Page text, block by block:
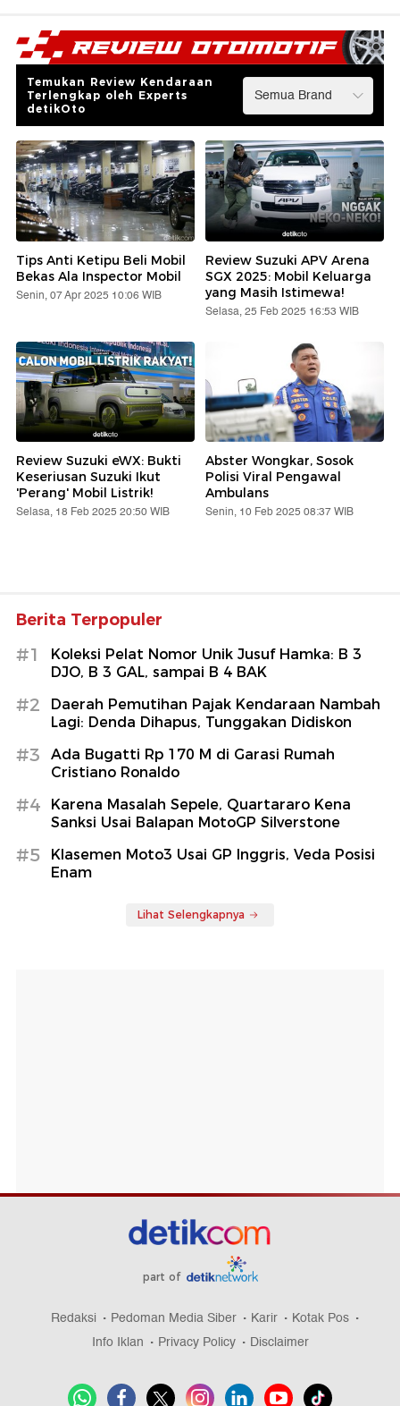
Temukan Review Kendaraan
Terlengkap oleh Experts
detikOto
Tips Anti Ketipu Beli Mobil
Bekas Ala Inspector Mobil
Senin, 07 Apr 2025 10:06 WIB
Review Suzuki APV Arena
SGX 2025: Mobil Keluarga
yang Masih Istimewa!
Selasa, 25 Feb 2025 16:53 WIB
Review Suzuki eWX: Bukti
Keseriusan Suzuki Ikut
'Perang' Mobil Listrik!
Selasa, 18 Feb 2025 20:50 WIB
Abster Wongkar, Sosok
Polisi Viral Pengawal
Ambulans
Senin, 10 Feb 2025 08:37 WIB
Berita Terpopuler
#1
Koleksi Pelat Nomor Unik Jusuf Hamka: B 3
DJO, B 3 GAL, sampai B 4 BAK
#2
Daerah Pemutihan Pajak Kendaraan Nambah
Lagi: Denda Dihapus, Tunggakan Didiskon
#3
Ada Bugatti Rp 170 M di Garasi Rumah
Cristiano Ronaldo
#4
Karena Masalah Sepele, Quartararo Kena
Sanksi Usai Balapan MotoGP Silverstone
#5
Klasemen Moto3 Usai GP Inggris, Veda Posisi
Enam
Lihat Selengkapnya
part of
Redaksi Pedoman Media Siber Karir
Kotak Pos
Info Iklan
Privacy Policy Disclaimer